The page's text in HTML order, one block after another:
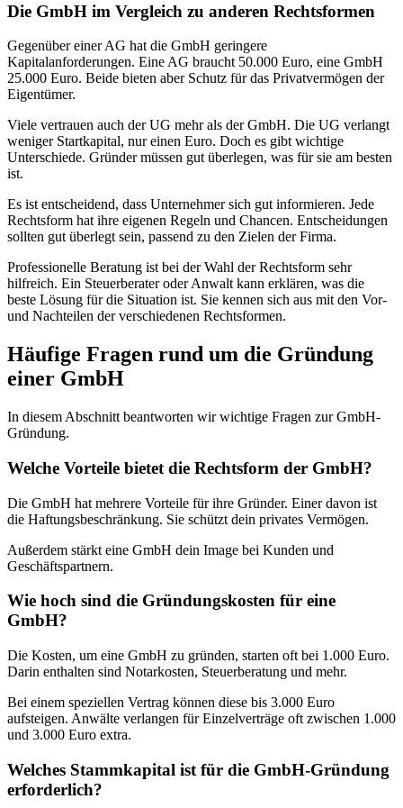
Die GmbH im Vergleich zu anderen Rechtsformen
Gegenüber einer AG hat die GmbH geringere
Kapitalanforderungen. Eine AG braucht 50.000 Euro, eine GmbH
25.000 Euro. Beide bieten aber Schutz für das Privatvermögen der
Eigentümer.
Viele vertrauen auch der UG mehr als der GmbH. Die UG verlangt
weniger Startkapital, nur einen Euro. Doch es gibt wichtige
Unterschiede. Gründer müssen gut überlegen, was für sie am besten
ist.
Es ist entscheidend, dass Unternehmer sich gut informieren. Jede
Rechtsform hat ihre eigenen Regeln und Chancen. Entscheidungen
sollten gut überlegt sein, passend zu den Zielen der Firma.
Professionelle Beratung ist bei der Wahl der Rechtsform sehr
hilfreich. Ein Steuerberater oder Anwalt kann erklären, was die
beste Lösung für die Situation ist. Sie kennen sich aus mit den Vor-
und Nachteilen der verschiedenen Rechtsformen.
Häufige Fragen rund um die Gründung
einer GmbH
In diesem Abschnitt beantworten wir wichtige Fragen zur GmbH-
Gründung.
Welche Vorteile bietet die Rechtsform der GmbH?
Die GmbH hat mehrere Vorteile für ihre Gründer. Einer davon ist
die Haftungsbeschränkung. Sie schützt dein privates Vermögen.
Außerdem stärkt eine GmbH dein Image bei Kunden und
Geschäftspartnern.
Wie hoch sind die Gründungskosten für eine
GmbH?
Die Kosten, um eine GmbH zu gründen, starten oft bei 1.000 Euro.
Darin enthalten sind Notarkosten, Steuerberatung und mehr.
Bei einem speziellen Vertrag können diese bis 3.000 Euro
aufsteigen. Anwälte verlangen für Einzelverträge oft zwischen 1.000
und 3.000 Euro extra.
Welches Stammkapital ist für die GmbH-Gründung
erforderlich?